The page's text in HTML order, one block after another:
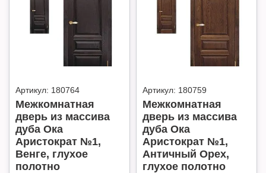
Артикул: 180764
Межкомнатная
дверь из массива
дуба Ока
Аристократ №1,
Венге, глухое
полотно
Артикул: 180759
Межкомнатная
дверь из массива
дуба Ока
Аристократ №1,
Античный Орех,
глухое полотно